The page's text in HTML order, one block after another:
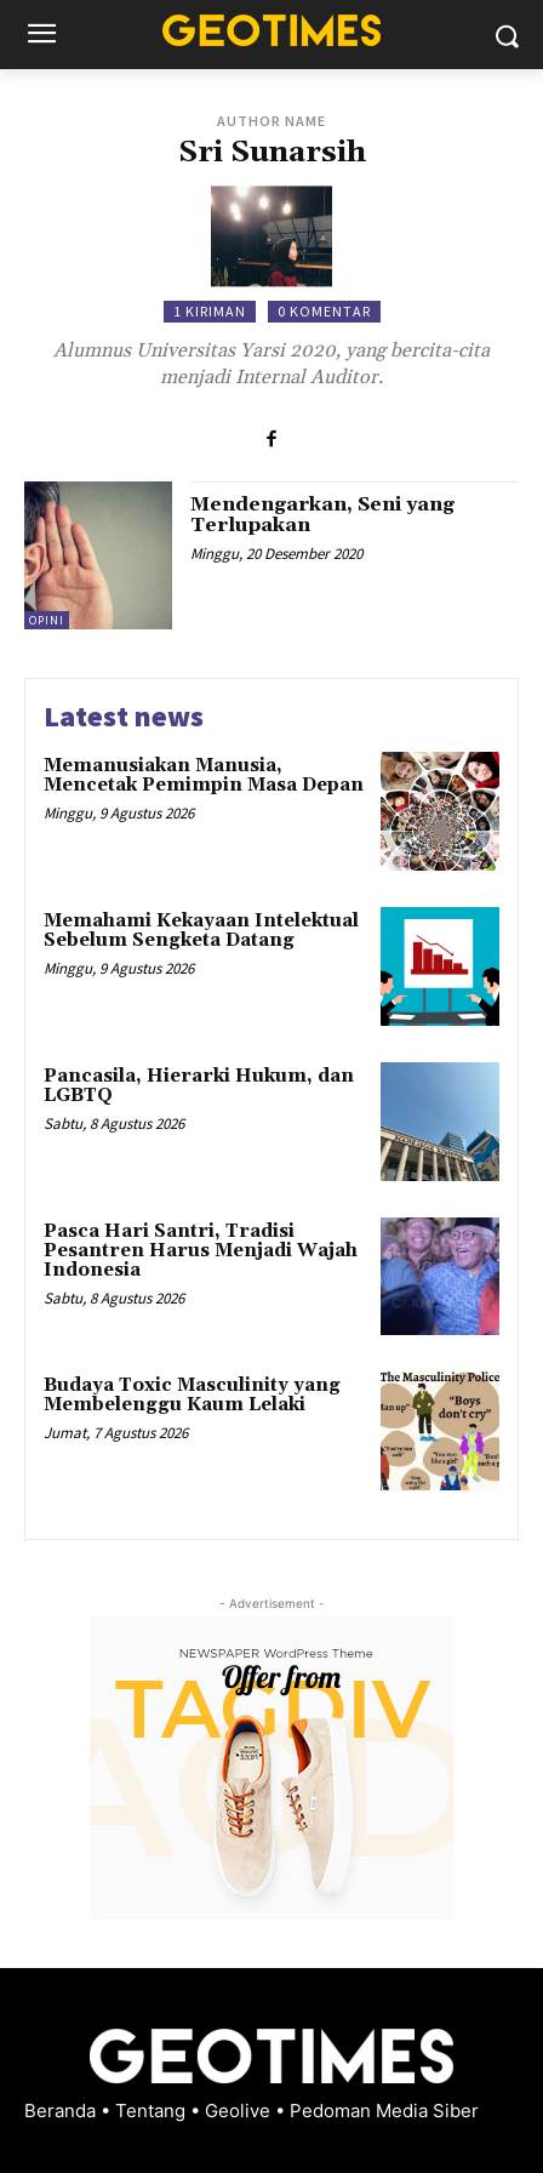
AUTHOR NAME
Sri Sunarsih
1 KIRIMAN 0 KOMENTAR
Alumnus Universitas Yarsi 2020, yang bercita-cita
menjadi Internal Auditor.
OPINI
Mendengarkan, Seni yang
Terlupakan
Minggu, 20 Desember 2020
Latest news
Memanusiakan Manusia,
Mencetak Pemimpin Masa Depan
Minggu, 9 Agustus 2026
Memahami Kekayaan Intelektual
Sebelum Sengketa Datang
Minggu, 9 Agustus 2026
Pancasila, Hierarki Hukum, dan
LGBTQ
Sabtu, 8 Agustus 2026
Pasca Hari Santri, Tradisi
Pesantren Harus Menjadi Wajah
Indonesia
Sabtu, 8 Agustus 2026
Budaya Toxic Masculinity yang
Membelenggu Kaum Lelaki
Jumat, 7 Agustus 2026
- Advertisement -
Beranda • Tentang • Geolive • Pedoman Media Siber